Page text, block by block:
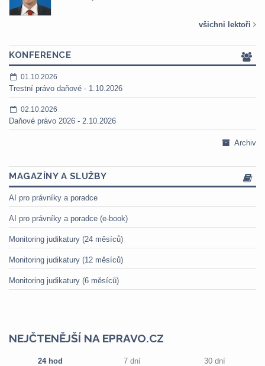
všichni lektoři
KONFERENCE
01.10.2026
Trestní právo daňové - 1.10.2026
02.10.2026
Daňové právo 2026 - 2.10.2026
Archiv
MAGAZÍNY A SLUŽBY
AI pro právníky a poradce
AI pro právníky a poradce (e-book)
Monitoring judikatury (24 měsíců)
Monitoring judikatury (12 měsíců)
Monitoring judikatury (6 měsíců)
NEJČTENĚJŠÍ NA EPRAVO.CZ
24 hod 7 dní 30 dní